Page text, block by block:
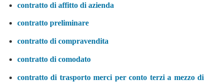
contratto di affitto di azienda
contratto preliminare
contratto di compravendita
contratto di comodato
contratto di trasporto merci per conto terzi a mezzo di